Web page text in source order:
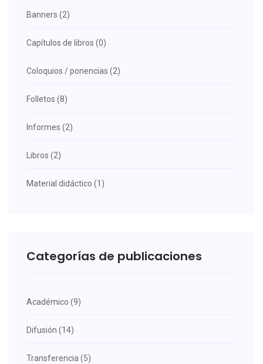
Banners (2)
Capítulos de libros (0)
Coloquios / ponencias (2)
Folletos (8)
Informes (2)
Libros (2)
Material didáctico (1)
Categorías de publicaciones
Académico (9)
Difusión (14)
Transferencia (5)